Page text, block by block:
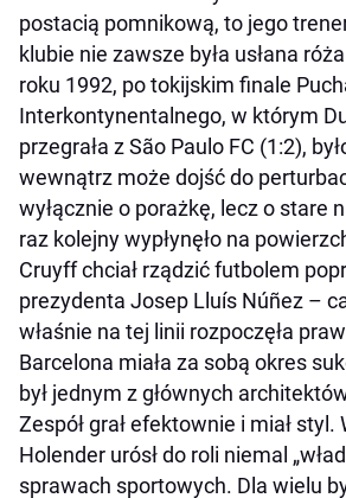
postacią pomnikową, to jego
klubie nie zawsze była usłana
roku 1992, po tokijskim finale
Interkontynentalnego, w którym
przegrała z São Paulo FC (1:2),
wewnątrz może dojść do
wyłącznie o porażkę, lecz o stare
raz kolejny wypłynęło na
Cruyff chciał rządzić futbolem
prezydenta Josep Lluís Núñez –
właśnie na tej linii rozpoczęła
Barcelona miała za sobą okres
był jednym z głównych
Zespół grał efektownie i miał styl.
Holender urósł do roli niemal
sprawach sportowych. Dla wielu